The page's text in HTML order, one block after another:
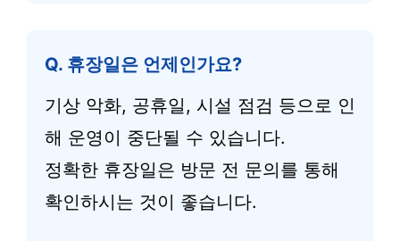
Q. 휴장일은 언제인가요?
기상 악화, 공휴일, 시설 점검 등으로 인
해 운영이 중단될 수 있습니다.
정확한 휴장일은 방문 전 문의를 통해
확인하시는 것이 좋습니다.